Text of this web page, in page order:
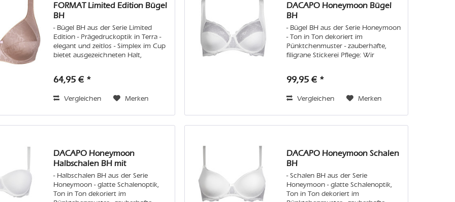
FORMAT Limited Edition Bügel
BH
- Bügel BH aus der Serie Limited
Edition - Prägedruckoptik in Terra -
elegant und zeitlos - Simplex im Cup
bietet ausgezeichneten Halt,
gepolsterte Träger Pflege: Wir
64,95 € *
Vergleichen Merken
DACAPO Honeymoon Bügel
BH
- Bügel BH aus der Serie Honeymoon
- Ton in Ton dekoriert im
Pünktchenmuster - zauberhafte,
filigrane Stickerei Pflege: Wir
Wäschenetz. Vermeiden Sie bitte
99,95 € *
Vergleichen Merken
DACAPO Honeymoon
Halbschalen BH mit
abnehmbaren...
- Halbschalen BH aus der Serie
Honeymoon - glatte Schalenoptik,
Ton in Ton dekoriert im
DACAPO Honeymoon Schalen
BH
- Schalen BH aus der Serie
Honeymoon - glatte Schalenoptik,
Ton in Ton dekoriert im